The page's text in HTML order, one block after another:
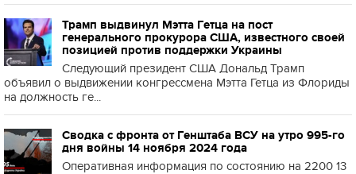
Трамп выдвинул Мэтта Гетца на пост
генерального прокурора США, известного своей
позицией против поддержки Украины
Следующий президент США Дональд Трамп
объявил о выдвижении конгрессмена Мэтта Гетца из Флориды
на должность ге...
Сводка с фронта от Генштаба ВСУ на утро 995-го
дня войны 14 ноября 2024 года
Оперативная информация по состоянию на 2200 13